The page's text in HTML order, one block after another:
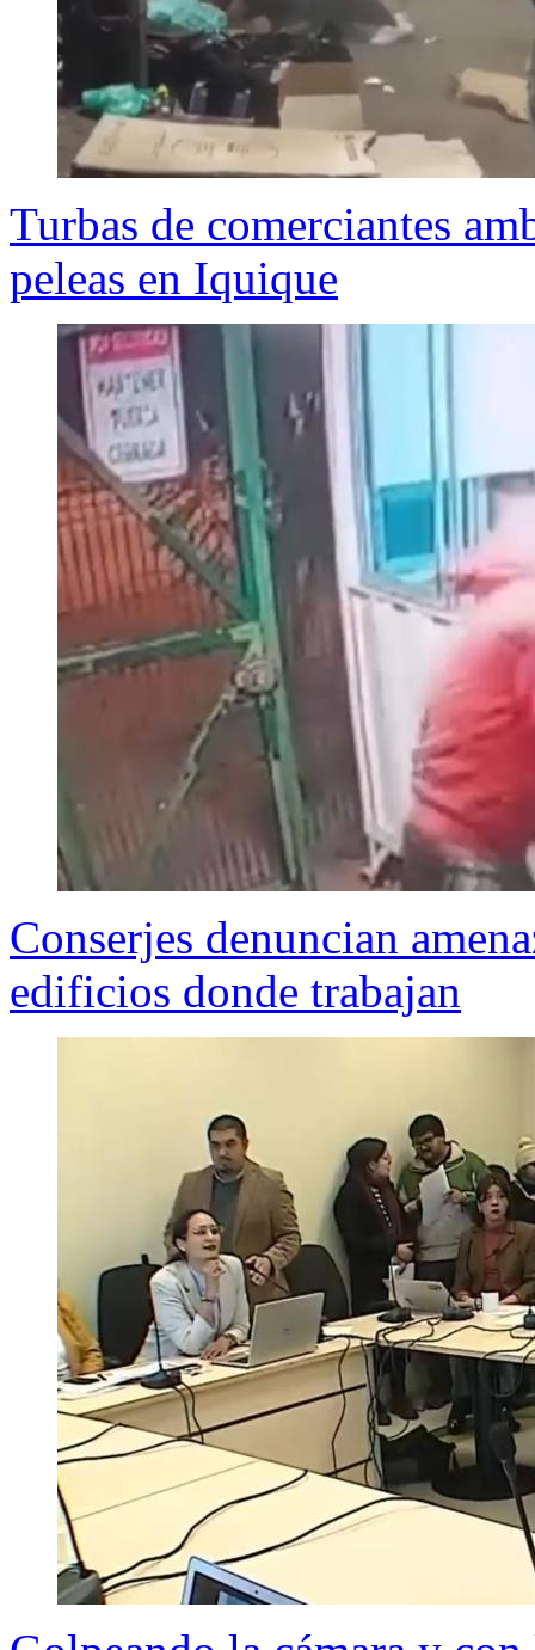
Turbas de comerciantes
peleas en Iquique
Conserjes denuncian
edificios donde trabajan